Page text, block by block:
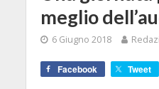
meglio
6 Giugno 2018
Facebook Tweet